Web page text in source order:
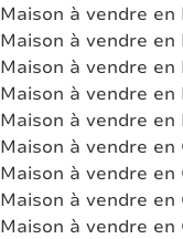
Maison à vendre en
Maison à vendre en
Maison à vendre en
Maison à vendre en
Maison à vendre en
Maison à vendre en
Maison à vendre en
Maison à vendre en
Maison à vendre en